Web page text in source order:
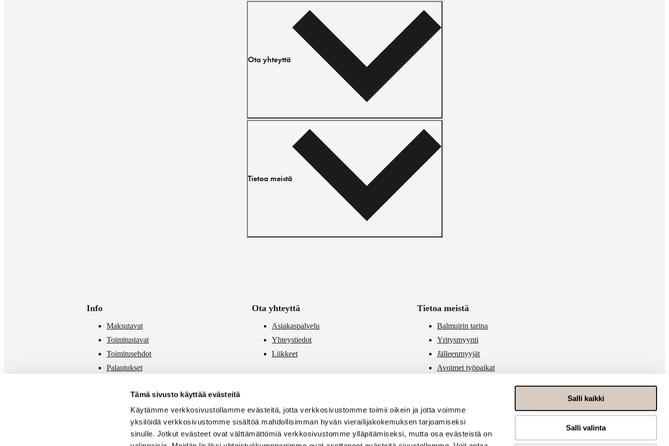
Tämä sivusto käyttää evästeitä
Käytämme verkkosivustollamme evästeitä, jotta verkkosivustomme toimii oikein ja jotta voimme
yksilöidä verkkosivustomme sisältöä mahdollisimman hyvän vierailijakokemuksen tarjoamiseksi
sinulle. Jotkut evästeet ovat välttämättömiä verkkosivustomme ylläpitämiseksi, mutta osa evästeistä on
Salli kaikki
Salli valinta
Ota yhteyttä
Tietoa meistä
Info
Maksutavat
Toimitustavat
Toimitusehdot
Palautukset
Ota yhteyttä
Asiakaspalvelu
Yhteystiedot
Liikkeet
Tietoa meistä
Balmuirin tarina
Yritysmyynti
Jälleenmyyjät
Avoimet työpaikat